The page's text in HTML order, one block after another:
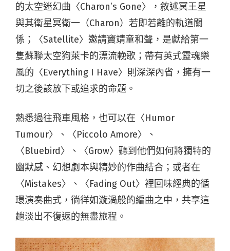
的太空迷幻曲〈Charon’s Gone〉，敘述冥王星
與其衛星冥衛一（Charon）若即若離的軌道關
係；〈Satellite〉邀請竇靖童和聲，是獻給第一
隻蘇聯太空狗萊卡的漂流輓歌；帶有英式靈魂樂
風的〈Everything I Have〉則深深內省，擁有一
切之後該放下或追求的命題。
熟悉過往飛車風格，也可以在〈Humor
Tumour〉、〈Piccolo Amore〉、
〈Bluebird〉、〈Grow〉聽到他們如何將獨特的
幽默感、幻想劇本與精妙的作曲結合；或者在
〈Mistakes〉、〈Fading Out〉裡回味經典的循
環演奏曲式，徜徉如漩渦般的編曲之中，共享這
趟淡出不復返的無盡旅程。